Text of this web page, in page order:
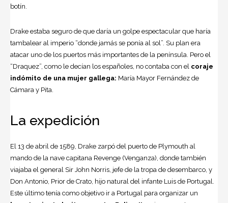
botín.
Drake estaba seguro de que daría un golpe espectacular que haría
tambalear al imperio “donde jamás se ponía al sol”. Su plan era
atacar uno de los puertos más importantes de la península. Pero el
“Draquez”, como le decían los españoles, no contaba con el coraje
indómito de una mujer gallega: María Mayor Fernández de
Cámara y Pita.
La expedición
El 13 de abril de 1589, Drake zarpó del puerto de Plymouth al
mando de la nave capitana Revenge (Venganza), donde también
viajaba el general Sir John Norris, jefe de la tropa de desembarco, y
Don Antonio, Prior de Crato, hijo natural del infante Luis de Portugal.
Este último tenía como objetivo ir a Portugal para organizar un